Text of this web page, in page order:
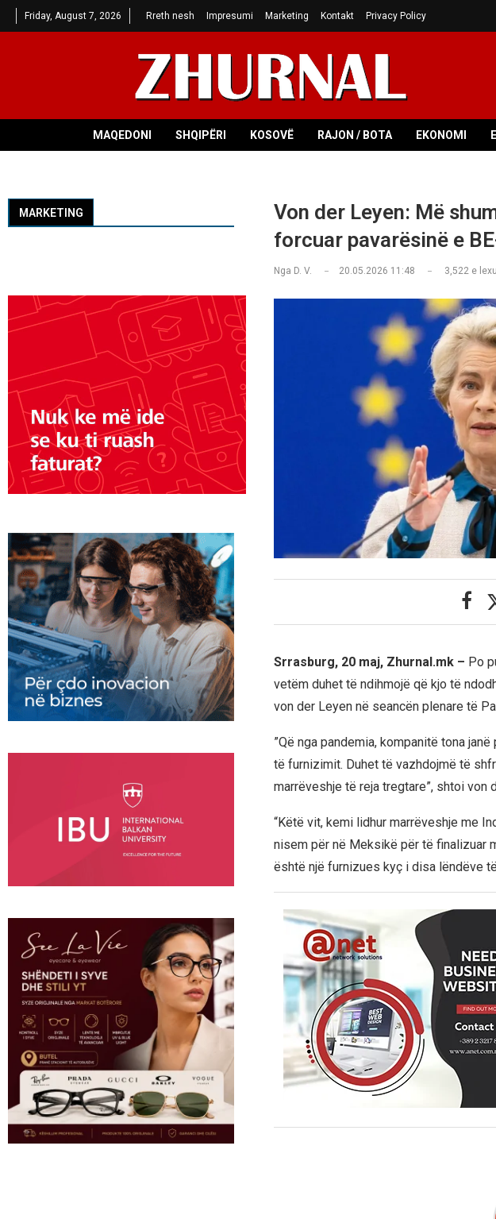
Friday, August 7, 2026 Rreth nesh Impresumi Marketing Kontakt Privacy Policy
MAQEDONI SHQIPËRI KOSOVË RAJON / BOTA EKONOMI
Von der Leyen: Më
forcuar pavarësinë e
Nga D. V. 20.05.2026 11:48 3,522e
Srrasburg, 20 maj, Zhurnal.mk – Po
vetëm duhet të ndihmojë që kjo të
von der Leyen në seancën plenare të
”Që nga pandemia, kompanitë tona
të furnizimit. Duhet të vazhdojmë të
marrëveshje të reja tregtare”, shtoi von
“Këtë vit, kemi lidhur marrëveshje me
nisem për në Meksikë për të finalizuar
është një furnizues kyç i disa lëndëve
MARKETING